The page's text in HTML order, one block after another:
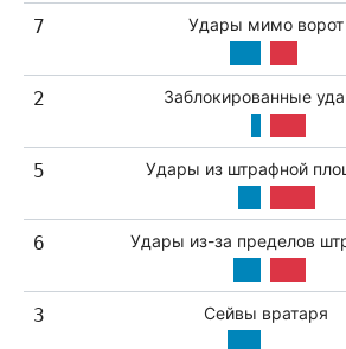
7 Удары мимо ворот
2 Заблокированные
5 Удары из штрафной
6 Удары из-за пределов
3 Сейвы вратаря